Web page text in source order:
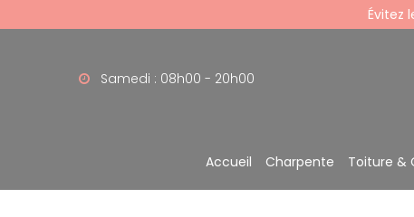
Évitez
Samedi : 08h00 - 20h00
Accueil Charpente Toiture &